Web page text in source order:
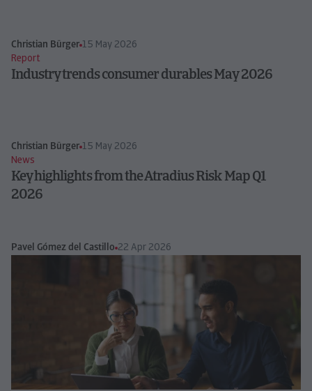
Christian Bürger 15 May 2026
Report
Industry trends consumer durables May 2026
Christian Bürger 15 May 2026
News
Key highlights from the Atradius Risk Map Q1
2026
Pavel Gómez del Castillo 22 Apr 2026